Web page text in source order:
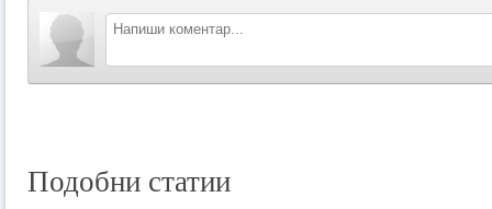
Подобни статии